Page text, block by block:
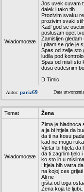
Wiadomoœæ
Jos uvek cuvam
dalek i tako tih.
Prozivim svaku
prozivim svaki
Kad’ god se
poslusam opet
Zamisljen gledam
i pitam se gde je
Spas od zelje sto
ludila pod
Spas od misli sto
dusu cudesnim
D.Timic
Autor: pariz69 Data
Temat Žena
Wiadomoœæ
Zima je hladnoca
a ja bi htjela da
da ti na kosu
kad ne mogu
Vjetar bi htjela da
da ti zagrlim tjelo
ko sto ih u
Htjela bih vatra
na kojoj ces
Ali ne
ništa od toga
Žena koja te ljubi...